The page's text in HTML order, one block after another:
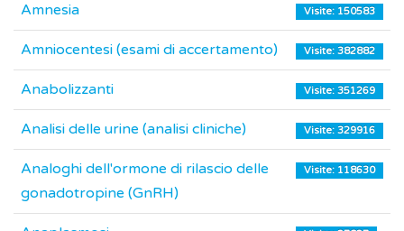
Amnesia Visite: 150583
Amniocentesi (esami di accertamento) Visite: 382882
Anabolizzanti Visite: 351269
Analisi delle urine (analisi cliniche) Visite: 329916
Analoghi dell'ormone di rilascio delle
gonadotropine (GnRH)
Visite: 118630